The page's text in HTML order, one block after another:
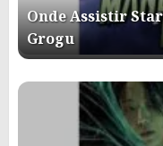
Onde Assistir
Grogu